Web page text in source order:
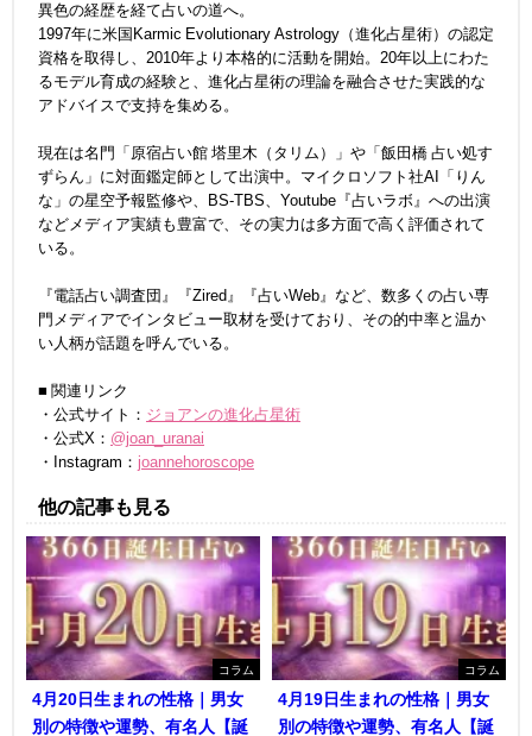
異色の経歴を経て占いの道へ。
1997年に米国Karmic Evolutionary Astrology（進化占星術）の認定
資格を取得し、2010年より本格的に活動を開始。20年以上にわた
るモデル育成の経験と、進化占星術の理論を融合させた実践的な
アドバイスで支持を集める。
現在は名門「原宿占い館 塔里木（タリム）」や「飯田橋 占い処す
ずらん」に対面鑑定師として出演中。マイクロソフト社AI「りん
な」の星空予報監修や、BS-TBS、Youtube『占いラボ』への出演
などメディア実績も豊富で、その実力は多方面で高く評価されて
いる。
『電話占い調査団』『Zired』『占いWeb』など、数多くの占い専
門メディアでインタビュー取材を受けており、その的中率と温か
い人柄が話題を呼んでいる。
■ 関連リンク
・公式サイト： ジョアンの進化占星術
・公式X： @joan_uranai
・Instagram： joannehoroscope
他の記事も見る
コラム
4月20日生まれの性格｜男女
別の特徴や運勢、有名人【誕
コラム
4月19日生まれの性格｜男女
別の特徴や運勢、有名人【誕